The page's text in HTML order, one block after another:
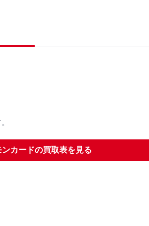
カードの買取表を見る